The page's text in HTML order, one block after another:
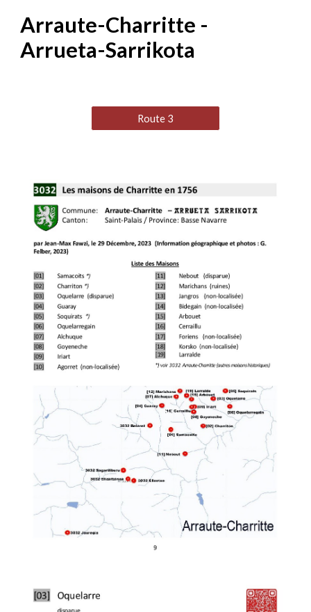
Arraute-Charritte -
Arrueta-Sarrikota
Route 3